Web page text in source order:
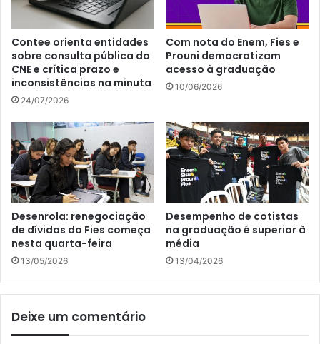
Contee orienta entidades
sobre consulta pública do
CNE e crítica prazo e
inconsistências na minuta
24/07/2026
Com nota do Enem, Fies e
Prouni democratizam
acesso à graduação
10/06/2026
Desenrola: renegociação
de dívidas do Fies começa
nesta quarta-feira
13/05/2026
Desempenho de cotistas
na graduação é superior à
média
13/04/2026
Deixe um comentário